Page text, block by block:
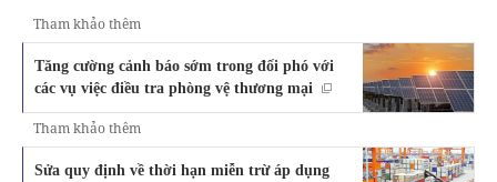
Tham khảo thêm
Tăng cường cảnh báo sớm trong đối phó với
các vụ việc điều tra phòng vệ thương mại
Tham khảo thêm
Sửa quy định về thời hạn miễn trừ áp dụng